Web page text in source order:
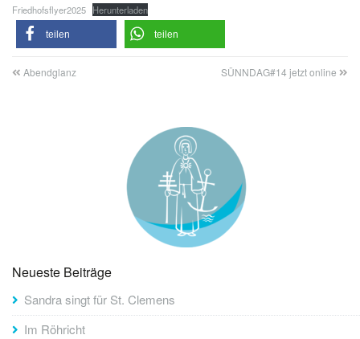
Friedhofsflyer2025 Herunterladen
teilen teilen
Abendglanz SÜNNDAG#14 jetzt online
Neueste Beiträge
Sandra singt für St. Clemens
Im Röhricht